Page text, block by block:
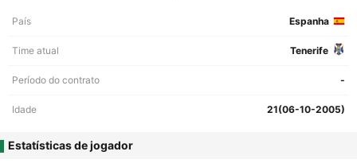
País Espanha
Time atual Tenerife
Período do contrato -
Idade 21(06-10-2005)
Estatísticas de jogador